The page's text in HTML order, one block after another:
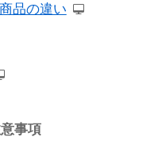
品の違い
事項